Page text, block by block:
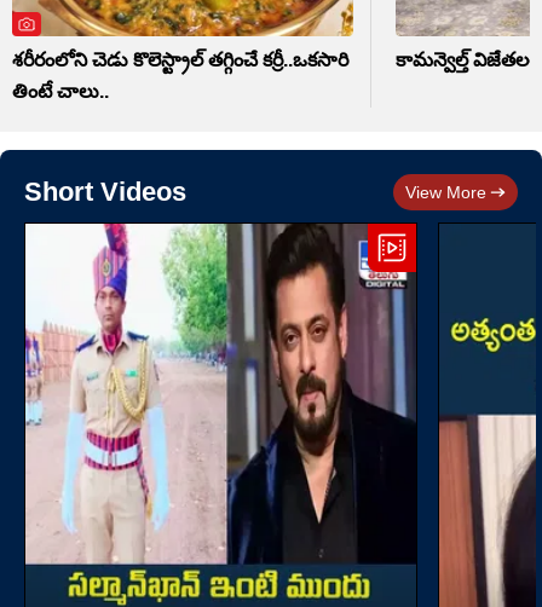
శరీరంలోని చెడు కొలెస్ట్రాల్ తగ్గించే కర్రీ..ఒకసారి
తింటే చాలు..
కామన్వెల్త్
Short Videos View More